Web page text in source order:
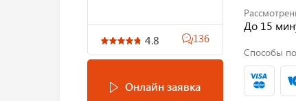
4.8 136
Онлайн заявка
До 15
Способы